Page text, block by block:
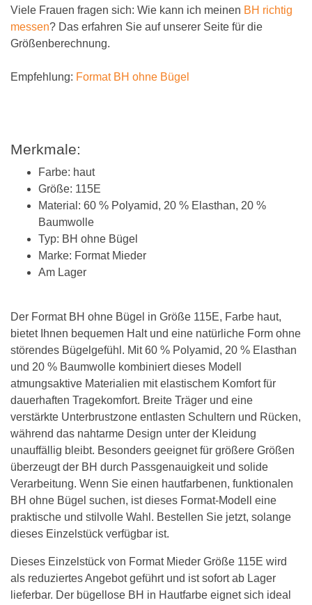
Viele Frauen fragen sich: Wie kann ich meinen BH richtig
messen? Das erfahren Sie auf unserer Seite für die
Größenberechnung.
Empfehlung: Format BH ohne Bügel
Merkmale:
Farbe: haut
Größe: 115E
Material: 60 % Polyamid, 20 % Elasthan, 20 %
Baumwolle
Typ: BH ohne Bügel
Marke: Format Mieder
Am Lager
Der Format BH ohne Bügel in Größe 115E, Farbe haut,
bietet Ihnen bequemen Halt und eine natürliche Form ohne
störendes Bügelgefühl. Mit 60 % Polyamid, 20 % Elasthan
und 20 % Baumwolle kombiniert dieses Modell
atmungsaktive Materialien mit elastischem Komfort für
dauerhaften Tragekomfort. Breite Träger und eine
verstärkte Unterbrustzone entlasten Schultern und Rücken,
während das nahtarme Design unter der Kleidung
unauffällig bleibt. Besonders geeignet für größere Größen
überzeugt der BH durch Passgenauigkeit und solide
Verarbeitung. Wenn Sie einen hautfarbenen, funktionalen
BH ohne Bügel suchen, ist dieses Format-Modell eine
praktische und stilvolle Wahl. Bestellen Sie jetzt, solange
dieses Einzelstück verfügbar ist.
Dieses Einzelstück von Format Mieder Größe 115E wird
als reduziertes Angebot geführt und ist sofort ab Lager
lieferbar. Der bügellose BH in Hautfarbe eignet sich ideal